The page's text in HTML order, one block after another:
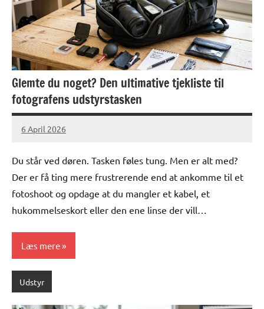
Glemte du noget? Den ultimative tjekliste til
fotografens udstyrstasken
6 April 2026
lucas
No
Du står ved døren. Tasken føles tung. Men er alt med?
Der er få ting mere frustrerende end at ankomme til et
fotoshoot og opdage at du mangler et kabel, et
hukommelseskort eller den ene linse der vill…
Læs mere
Udstyr